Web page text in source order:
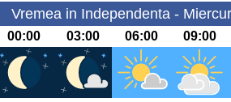
Vremea in Independenta -
00:00 03:00 06:00 09:00